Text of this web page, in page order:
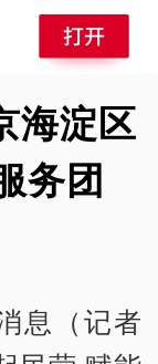
海淀区
务团
息（记者